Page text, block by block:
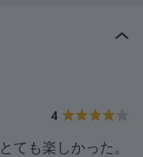
4
ても楽しかった。